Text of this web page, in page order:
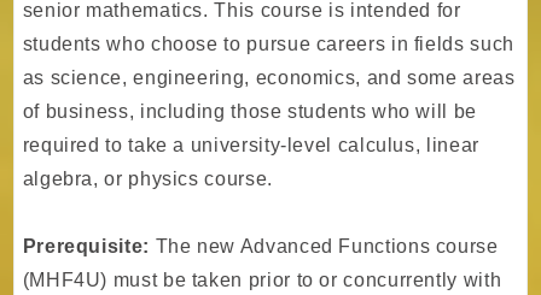
senior mathematics. This course is intended for
students who choose to pursue careers in fields such
as science, engineering, economics, and some areas
of business, including those students who will be
required to take a university-level calculus, linear
algebra, or physics course.
Prerequisite: The new Advanced Functions course
(MHF4U) must be taken prior to or concurrently with